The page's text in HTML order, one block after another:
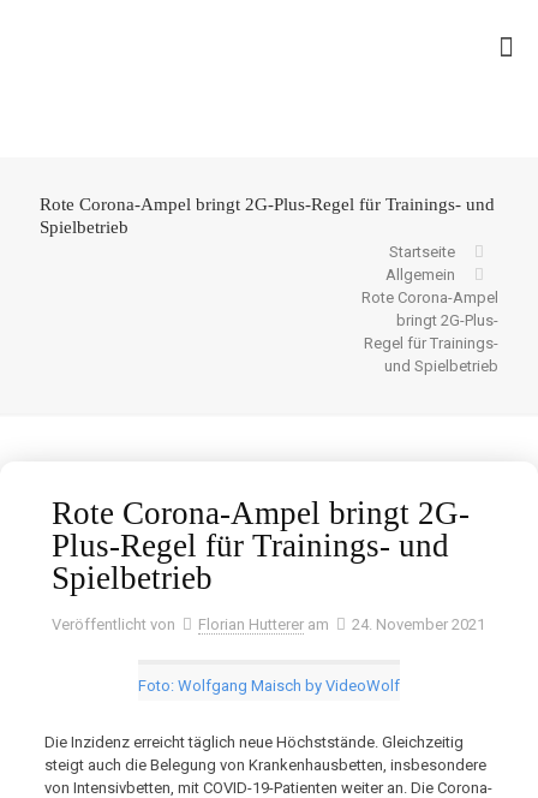
Rote Corona-Ampel bringt 2G-Plus-Regel für Trainings- und
Spielbetrieb
Startseite
Allgemein
Rote Corona-Ampel
bringt 2G-Plus-
Regel für Trainings-
und Spielbetrieb
Rote Corona-Ampel bringt 2G-
Plus-Regel für Trainings- und
Spielbetrieb
Veröffentlicht von Florian Hutterer am 24. November 2021
Foto: Wolfgang Maisch by VideoWolf
Die Inzidenz erreicht täglich neue Höchststände. Gleichzeitig
steigt auch die Belegung von Krankenhausbetten, insbesondere
von Intensivbetten, mit COVID-19-Patienten weiter an. Die Corona-